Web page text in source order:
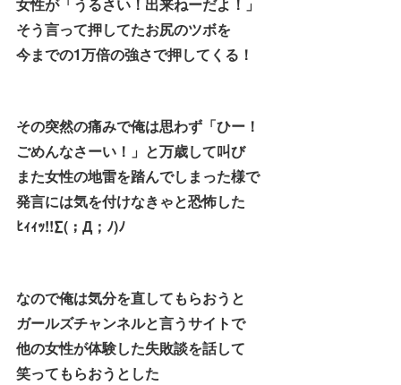
そう言って押してたお尻のツボを
今までの1万倍の強さで押してくる！
その突然の痛みで俺は思わず「ひー！
ごめんなさーい！」と万歳して叫び
また女性の地雷を踏んでしまった様で
発言には気を付けなきゃと恐怖した
ﾋｨｨｯ!!∑(；Д；ﾉ)ﾉ
なので俺は気分を直してもらおうと
ガールズチャンネルと言うサイトで
他の女性が体験した失敗談を話して
笑ってもらおうとした